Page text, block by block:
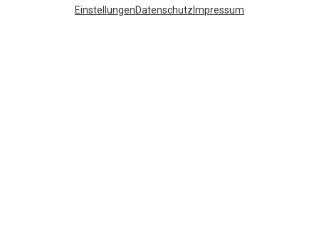
EinstellungenDatenschutz Impressum